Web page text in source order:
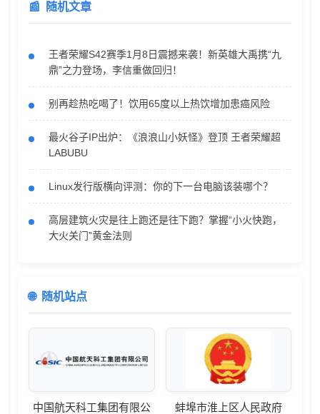
随机文章
王者荣耀S42赛季1月8日震撼来袭！新英雄大禹携“九
鼎”之力登场，李信重做回归！
别再趁热吃喝了！饮用65度以上热饮增加患癌风险
最火谷子IP出炉：《浪浪山小妖怪》登顶 王者荣耀超
LABUBU
Linux发行版横向评测：你的下一台电脑该装哪个？
高层建筑火灾是往上跑还是往下跑？掌握“小火快跑，
大火关门”黄金法则
随机站点
中国航天科工集团有限公
蚌埠市淮上区人民政府